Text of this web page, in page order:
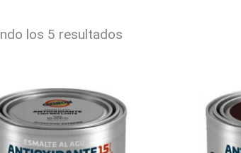
los 5 resultados
Rango
de
precios:
desde